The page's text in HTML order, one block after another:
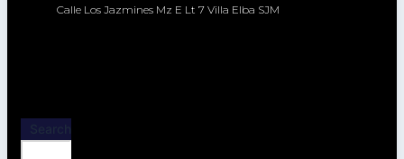
Calle Los Jazmines Mz E Lt 7 Villa Elba SJM